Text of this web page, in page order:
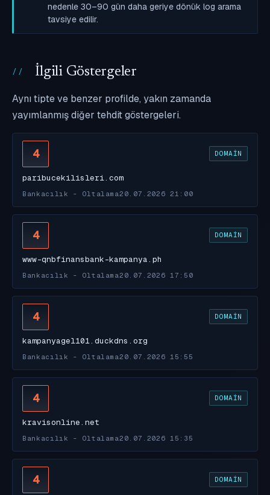
nedenle 30–90 gün daha geriye dönük log arama
tavsiye edilir.
İlgili Göstergeler
Aynı tipte ve benzer profilde, yakın zamanda
yayımlanmış diğer tehdit göstergeleri.
4 DOMAIN
paribucekilisleri.com
Bankacılık - Oltalama20.07.2026 21:00
4 DOMAIN
www-qnbfinansbank-kampanya.ph
Bankacılık - Oltalama20.07.2026 17:50
4 DOMAIN
kampanyagel101.duckdns.org
Bankacılık - Oltalama20.07.2026 15:55
4 DOMAIN
kravisonline.net
Bankacılık - Oltalama20.07.2026 15:35
4 DOMAIN